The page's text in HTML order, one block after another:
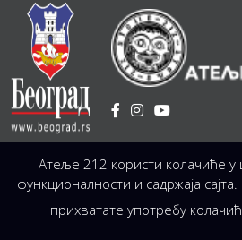
Установа Културе / Светогорска 21, 11103
Централа (управа, организација,
+381 11 3246 146;
+381 11 3246 147 |
Сва Права Задржана © 2026 Позориште
Атеље 212 користи колачиће у
функционалности и садржаја
прихватате употребу